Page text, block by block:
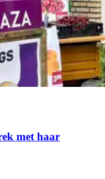
met haar